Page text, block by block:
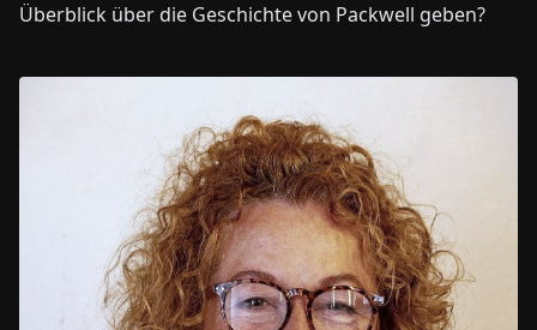
Überblick über die Geschichte von Packwell geben?